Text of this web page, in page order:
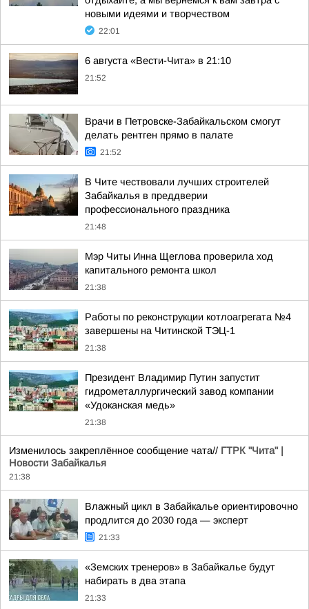
новыми идеями и творчеством
22:01
6 августа «Вести-Чита» в 21:10
21:52
Врачи в Петровске-Забайкальском смогут
делать рентген прямо в палате
21:52
В Чите чествовали лучших строителей
Забайкалья в преддверии
профессионального праздника
21:48
Мэр Читы Инна Щеглова проверила ход
капитального ремонта школ
21:38
Работы по реконструкции котлоагрегата №4
завершены на Читинской ТЭЦ-1
21:38
Президент Владимир Путин запустит
гидрометаллургический завод компании
«Удоканская медь»
21:38
Изменилось закреплённое сообщение чата// ГТРК "Чита" |
Новости Забайкалья
21:38
Влажный цикл в Забайкалье ориентировочно
продлится до 2030 года — эксперт
21:33
«Земских тренеров» в Забайкалье будут
набирать в два этапа
21:33